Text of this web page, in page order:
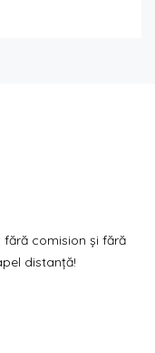
fără comision și fără
distanță!